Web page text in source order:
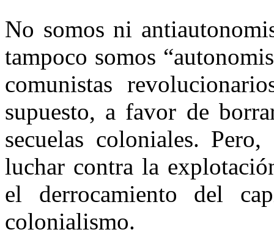
No somos ni
tampoco somos
comunistas
supuesto, a favor de
secuelas coloniales.
luchar contra la
el derrocamiento del
colonialismo.